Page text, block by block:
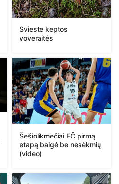
Svieste keptos
voveraitės
Šešiolikmečiai EČ pirmą
etapą baigė be nesėkmių
(video)